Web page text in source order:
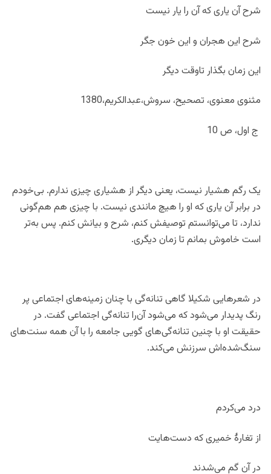
شرح آن یاری که آن را یار نیست
شرح این هجران و این خون جگر
این زمان بگذار تاوقت دیگر
مثنوی معنوی، تصحیح، سروش،عبدالکریم،1380
ج اول، ص 10
یک رگم هشیار نیست، یعنی دیگر از هشیاری چیزی ندارم. بی‌خودم
در برابر آن یاری که او را هیچ مانندی نیست. با چیزی هم هم‌گونی
ندارد، تا می‌توانستم توصیفش کنم، شرح و بیانش کنم. پس به‌تر
است خاموش بمانم تا زمان دیگری.
در شعرهایی شکیلا گاهی تنانه‌گی با چنان زمینه‌های اجتماعی پر
رنگ پدیدار می‌شود که می‌شود آن‌را تنانه‌گی اجتماعی گفت. در
حقیقت او با چنین تنانه‌گی‌های گویی جامعه را با آن همه سنت‌های
سنگ‌شده‌اش سرزنش می‌کند.
درد می‌کردم
از تغارۀ خمیری که دست‌هایت
در آن گم می‌شدند